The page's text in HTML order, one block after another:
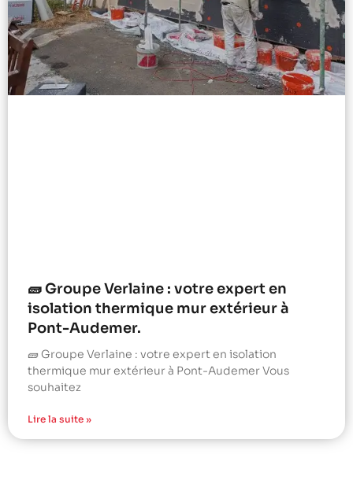
🧱 Groupe Verlaine : votre expert en
isolation thermique mur extérieur à
Pont-Audemer.
🧱 Groupe Verlaine : votre expert en isolation
thermique mur extérieur à Pont-Audemer Vous
souhaitez
Lire la suite »